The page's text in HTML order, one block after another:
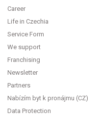
Career
Life in Czechia
Service Form
We support
Franchising
Newsletter
Partners
Nabízím byt k pronájmu (CZ)
Data Protection